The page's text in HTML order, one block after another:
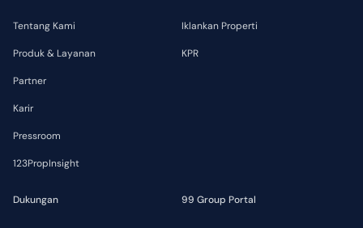
Tentang Kami
Produk & Layanan
Partner
Karir
Pressroom
123PropInsight
Iklankan Properti
KPR
Dukungan 99 Group Portal